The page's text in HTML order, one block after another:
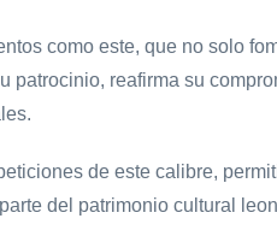
como este, que no solo
patrocinio, reafirma su
de este calibre,
del patrimonio cultural